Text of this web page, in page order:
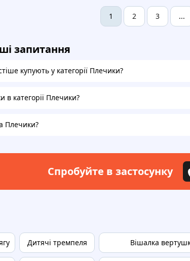
1 2 3 ...
запитання
купують у категорії Плечики?
в категорії Плечики?
Плечики?
Спробуйте в застосунку
Дитячі тремпеля Вішалка